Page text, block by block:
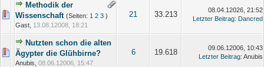
Methodik der
Wissenschaft (Seiten: 1 2 3 )
Gast, 13.08.12008, 18:21
21 33.213
08.04.12026, 21:52
Letzter Beitrag: Dancred
Nutzten schon die alten
Ägypter die Glühbirne?
Anubis, 08.06.12006, 15:47
6 19.618
09.06.12006, 10:43
Letzter Beitrag: Anubis